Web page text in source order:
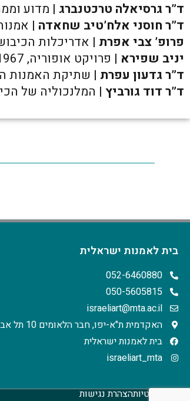
ד”ר גרסיאלה טרכטנברג | מדוע
ד”ר חוסני אלח’טיב שחאדה |
פרופ’ צבי אפרת | אדריכלות
יניב שפירא | פרויקט אופוריה, 1967 – 2017
ד”ר גדעון עפרת | שתיקת האמנות
ד”ר דוד גורביץ | המלנכוליה של
בית לאמנות ישראלית
052-6460880
050-5605815
israeliart@mta.ac.il
האקדמית ת"א-יפו, חבר הלאומים 10 תל אביב
בית לאמנות ישראלית
israeliart_mta
מדיניות פרטיותהצהרת נגישות